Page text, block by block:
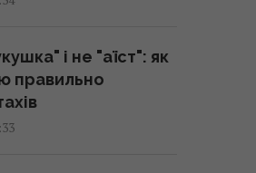
відправляти
з активним
FPV-дронів
і не "аїст": як
правильно